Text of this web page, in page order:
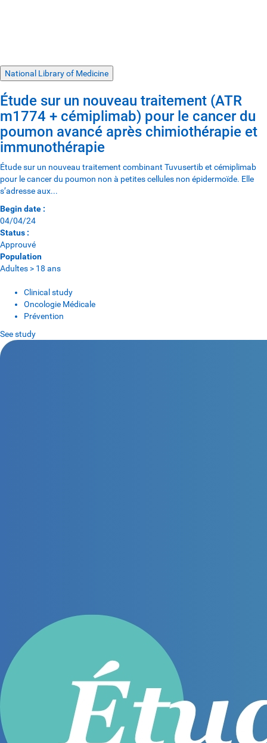
National Library of Medicine
Étude sur un nouveau traitement (ATR
m1774 + cémiplimab) pour le cancer du
poumon avancé après chimiothérapie et
immunothérapie
Étude sur un nouveau traitement combinant Tuvusertib et cémiplimab
pour le cancer du poumon non à petites cellules non épidermoïde. Elle
s’adresse aux...
Begin date :
04/04/24
Status :
Approuvé
Population
Adultes > 18 ans
Clinical study
Oncologie Médicale
Prévention
See study